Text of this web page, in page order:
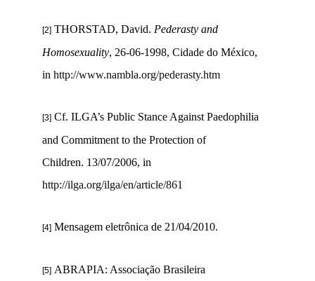
[2] THORSTAD, David. Pederasty and
Homosexuality, 26-06-1998, Cidade do México,
in http://www.nambla.org/pederasty.htm
[3] Cf. ILGA’s Public Stance Against Paedophilia
and Commitment to the Protection of
Children. 13/07/2006, in
http://ilga.org/ilga/en/article/861
[4] Mensagem eletrônica de 21/04/2010.
[5] ABRAPIA: Associação Brasileira